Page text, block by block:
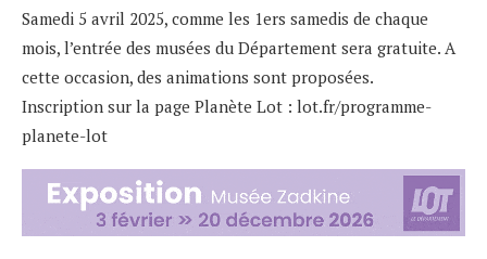
Samedi 5 avril 2025, comme les 1ers samedis de chaque
mois, l’entrée des musées du Département sera gratuite. A
cette occasion, des animations sont proposées.
Inscription sur la page Planète Lot : lot.fr/programme-
planete-lot